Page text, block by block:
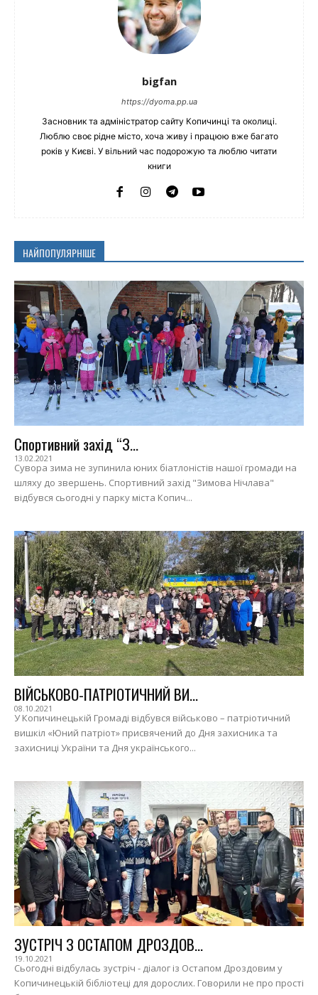
bigfan
https://dyoma.pp.ua
Засновник та адміністратор сайту Копичинці та околиці.
Люблю своє рідне місто, хоча живу і працюю вже багато
років у Києві. У вільний час подорожую та люблю читати
книги
НАЙПОПУЛЯРНІШЕ
Спортивний захід “З...
13.02.2021
Сувора зима не зупинила юних біатлоністів нашої громади на
шляху до звершень. Спортивний захід "Зимова Нічлава"
відбувся сьогодні у парку міста Копич...
ВІЙСЬКОВО-ПАТРІОТИЧНИЙ ВИ...
08.10.2021
У Копичинецькій Громаді відбувся військово – патріотичний
вишкіл «Юний патріот» присвячений до Дня захисника та
захисниці України та Дня українського...
ЗУСТРІЧ З ОСТАПОМ ДРОЗДОВ...
19.10.2021
Сьогодні відбулась зустріч - діалог із Остапом Дроздовим у
Копичинецькій бібліотеці для дорослих. Говорили не про прості